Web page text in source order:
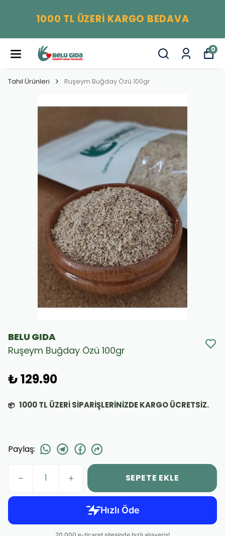
1000 TL ÜZERİ KARGO BEDAVA
0
Tahıl Ürünleri Ruşeym Buğday Özü 100gr
BELU GIDA
Ruşeym Buğday Özü 100gr
₺ 129.90
📦 1000TL ÜZERİ SİPARİŞLERİNİZDE KARGO ÜCRETSİZ.
Paylaş:
SEPETE EKLE